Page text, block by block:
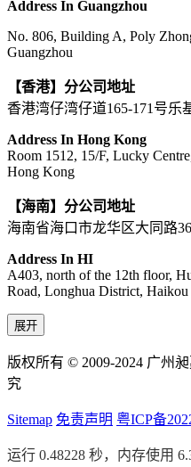
Address In Guangzhou
No. 806, Building A, Poly
Guangzhou
【香港】分公司地址
香港湾仔湾仔道165-171号乐
Address In Hong Kong
Room 1512, 15/F, Lucky
Hong Kong
【海南】分公司地址
海南省海口市龙华区大同路
Address In HI
A403, north of the 12th floor,
Road, Longhua District,
展开
版权所有 © 2009-2024 广州
究
Sitemap 免责声明 粤ICP备
运行 0.48228 秒，内存使用